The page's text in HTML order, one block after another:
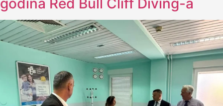
godina Red Bull Cliff Diving-a